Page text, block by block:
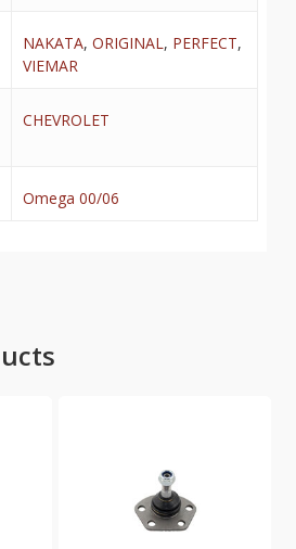
NAKATA, ORIGINAL, PERFECT,
VIEMAR
CHEVROLET
Omega 00/06